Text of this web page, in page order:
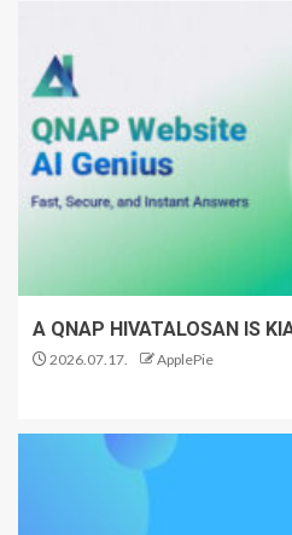
A QNAP HIVATALOSAN IS
2026.07.17. ApplePie